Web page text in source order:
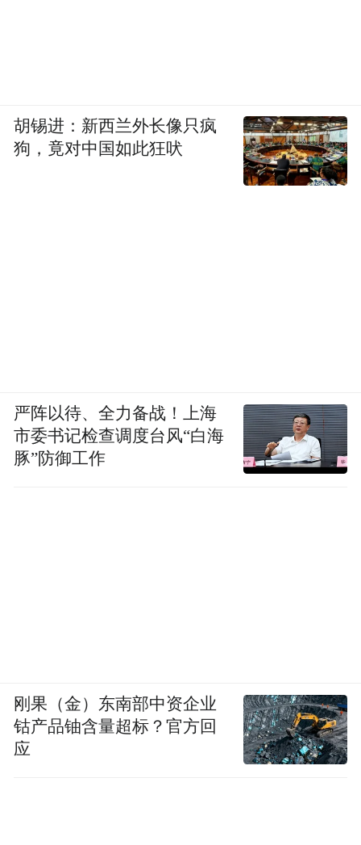
胡锡进：新西兰外长像只疯
狗，竟对中国如此狂吠
严阵以待、全力备战！上海
市委书记检查调度台风“白海
豚”防御工作
刚果（金）东南部中资企业
钴产品铀含量超标？官方回
应